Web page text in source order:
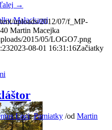
Malackami
→
uploads/2012/07/f_MP-
Martin Macejka
2015/05/LOGO7.png
2023-08-01 16:31:16Začiatky
Loci,Pamiatky /od Martin